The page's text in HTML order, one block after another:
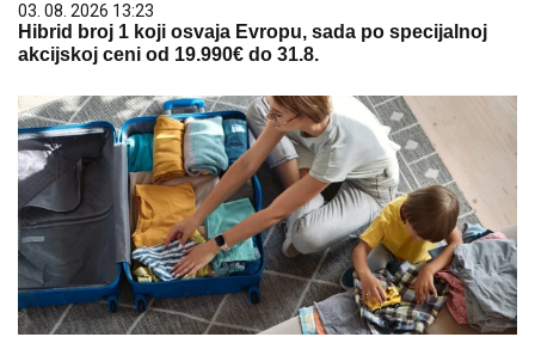
03. 08. 2026 13:23
Hibrid broj 1 koji osvaja Evropu, sada po specijalnoj
akcijskoj ceni od 19.990€ do 31.8.